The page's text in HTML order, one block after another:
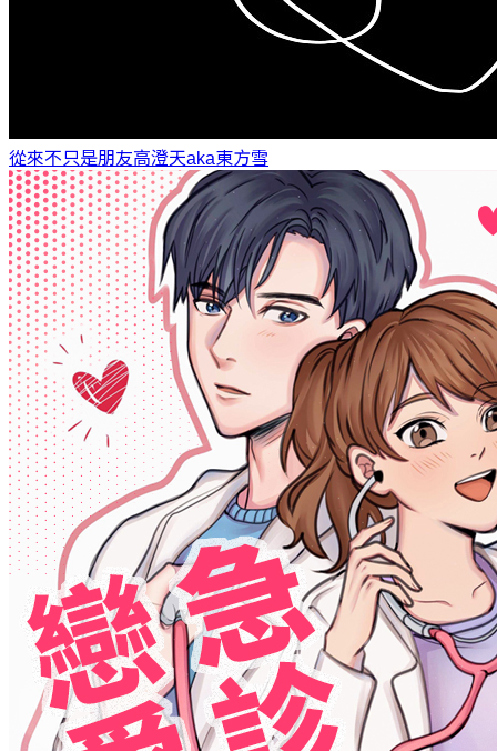
從來不只是朋友高澄天aka東方雪